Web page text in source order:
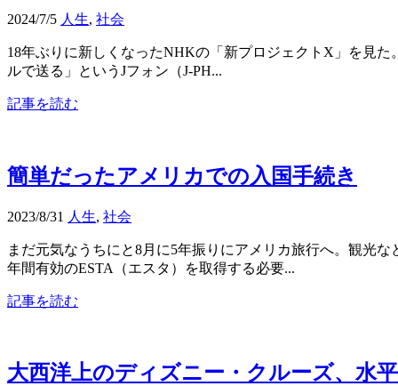
2024/7/5 人生, 社会
18年ぶりに新しくなったNHKの「新プロジェクトX」を見
ルで送る」というJフォン（J-PH...
記事を読む
簡単だったアメリカでの入国手続き
2023/8/31 人生, 社会
まだ元気なうちにと8月に5年振りにアメリカ旅行へ。観光
年間有効のESTA（エスタ）を取得する必要...
記事を読む
大西洋上のディズニー・クルーズ、水